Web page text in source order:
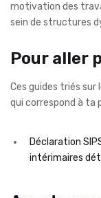
motivation des
sein de structures
Pour aller
Ces guides triés
qui correspond à ta
Déclaration
intérimaires